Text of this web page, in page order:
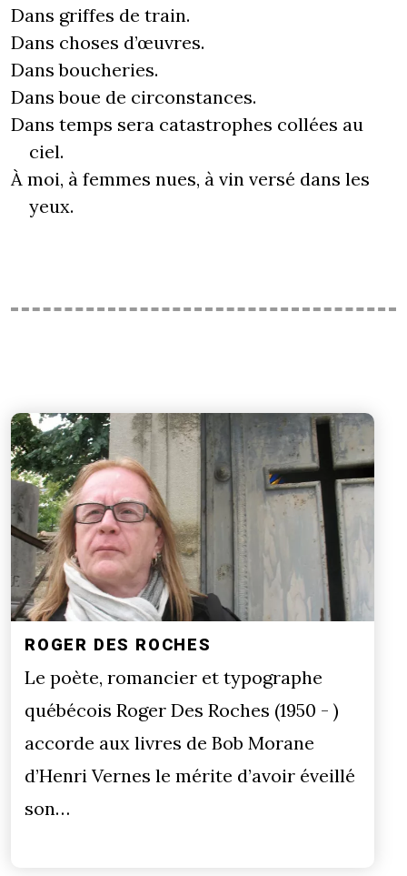
Dans griffes de train.
Dans choses d’œuvres.
Dans boucheries.
Dans boue de circonstances.
Dans temps sera catastrophes collées au
ciel.
À moi, à femmes nues, à vin versé dans les
yeux.
ROGER DES ROCHES
Le poète, romancier et typographe
québécois Roger Des Roches (1950 - )
accorde aux livres de Bob Morane
d’Henri Vernes le mérite d’avoir éveillé
son…